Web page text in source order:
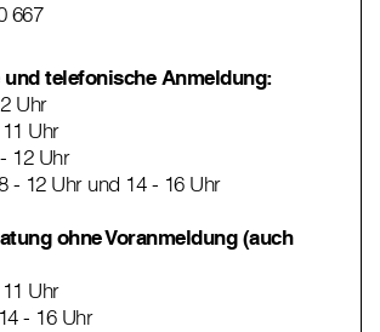
667
telefonische Anmeldung:
Uhr
Uhr
12 Uhr
- 12 Uhr und 14 - 16 Uhr
ohne Voranmeldung (auch
Uhr
- 16 Uhr